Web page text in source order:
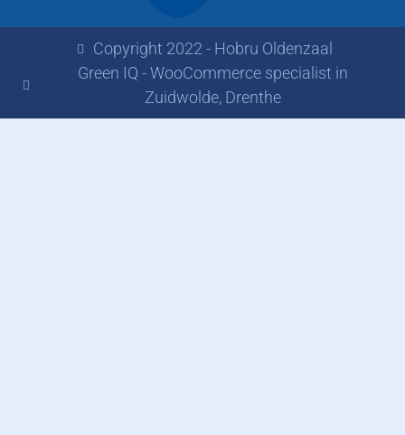
Copyright 2022 - Hobru Oldenzaal
Green IQ - WooCommerce specialist in
Zuidwolde, Drenthe